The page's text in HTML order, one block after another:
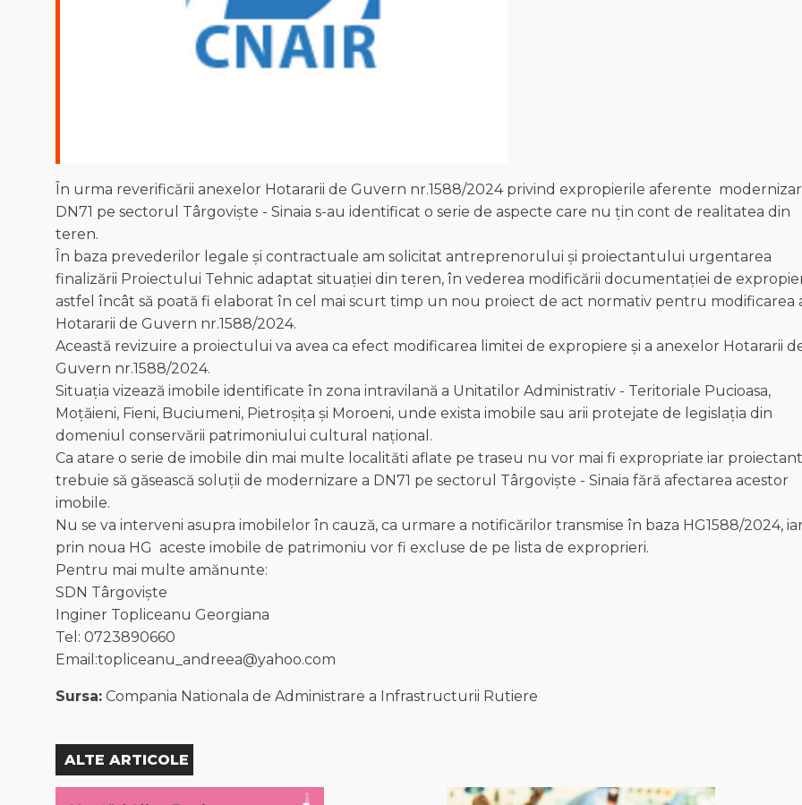
În urma reverificării anexelor Hotararii de Guvern nr.1588/2024 privind expropierile aferente
DN71 pe sectorul Târgoviște - Sinaia s-au identificat o serie de aspecte care nu țin cont de realitatea din
teren.
În baza prevederilor legale și contractuale am solicitat antreprenorului și proiectantului urgentarea
finalizării Proiectului Tehnic adaptat situației din teren, în vederea modificării documentației de
astfel încât să poată fi elaborat în cel mai scurt timp un nou proiect de act normativ pentru modificarea
Hotararii de Guvern nr.1588/2024.
Această revizuire a proiectului va avea ca efect modificarea limitei de expropiere și a anexelor Hotararii
Guvern nr.1588/2024.
Situația vizează imobile identificate în zona intravilană a Unitatilor Administrativ - Teritoriale Pucioasa,
Moțăieni, Fieni, Buciumeni, Pietroșița și Moroeni, unde exista imobile sau arii protejate de legislația din
domeniul conservării patrimoniului cultural național.
Ca atare o serie de imobile din mai multe localităti aflate pe traseu nu vor mai fi expropriate iar
trebuie să găsească soluții de modernizare a DN71 pe sectorul Târgoviște - Sinaia fără afectarea acestor
imobile.
Nu se va interveni asupra imobilelor în cauză, ca urmare a notificărilor transmise în baza HG1588/2024,
prin noua HG aceste imobile de patrimoniu vor fi excluse de pe lista de exproprieri.
Pentru mai multe amănunte:
SDN Târgoviște
Inginer Topliceanu Georgiana
Tel: ‪0723890660‬
Email:topliceanu_andreea@yahoo.com
Sursa: Compania Nationala de Administrare a Infrastructurii Rutiere
ALTE ARTICOLE